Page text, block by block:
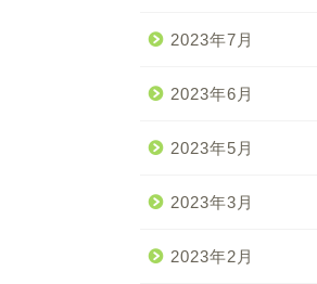
2023年7月
2023年6月
2023年5月
2023年3月
2023年2月